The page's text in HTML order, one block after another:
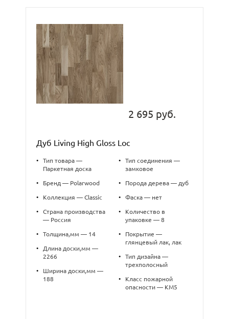
2 695 руб.
Дуб Living High Gloss Loc
•
Тип товара —
Паркетная доска
• Бренд — Polarwood
• Коллекция — Classic
•
Страна производства
— Россия
• Толщина,мм — 14
•
Длина доски,мм —
2266
•
Ширина доски,мм —
188
•
Тип соединения —
замковое
• Порода дерева — дуб
• Фаска — нет
•
Количество в
упаковке — 8
•
Покрытие —
глянцевый лак, лак
•
Тип дизайна —
трехполосный
•
Класс пожарной
опасности — КМ5